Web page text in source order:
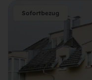
Sofortbezug